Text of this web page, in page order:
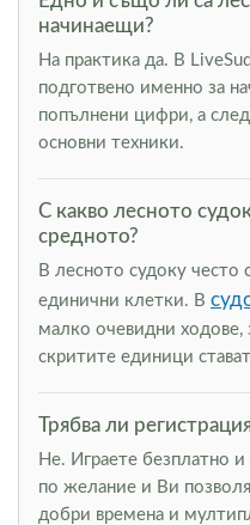
начинаещи?
На практика да. В
подготвено именно за
попълнени цифри, а
основни техники.
С какво лесното
средното?
В лесното судоку често
единични клетки. В
малко очевидни ходове,
скритите единици
Трябва ли
Не. Играете безплатно
по желание и Ви
добри времена и